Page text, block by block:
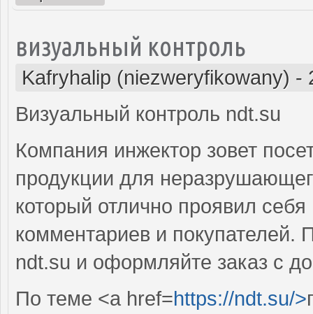
визуальный контроль
Kafryhalip (niezweryfikowany) -
Визуальный контроль ndt.su
Компания инжектор зовет
продукции для
который отлично проявил
комментариев и покупателей.
ndt.su и оформляйте заказ с
По теме <a href=https://ndt.su/>